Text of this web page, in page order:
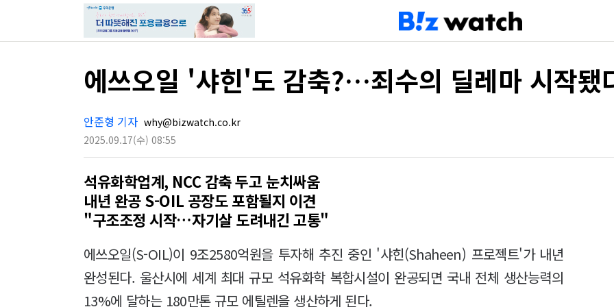
에쓰오일 '샤힌'도 감축?…죄수의 딜레마 시작됐
안준형 기자 why@bizwatch.co.kr
2025.09.17(수) 08:55
석유화학업계, NCC 감축 두고 눈치싸움
내년 완공 S-OIL 공장도 포함될지 이견
"구조조정 시작…자기살 도려내긴 고통"
에쓰오일(S-OIL)이 9조2580억원을 투자해 추진 중인 '샤힌(Shaheen) 프로젝트'가 내년
완성된다. 울산시에 세계 최대 규모 석유화학 복합시설이 완공되면 국내 전체 생산능력의
13%에 달하는 180만톤 규모 에틸렌을 생산하게 된다.